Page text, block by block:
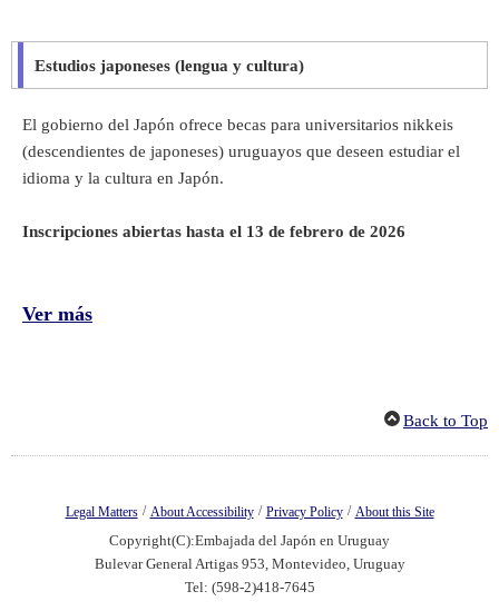
Estudios japoneses (lengua y cultura)
El gobierno del Japón ofrece becas para universitarios nikkeis
(descendientes de japoneses) uruguayos que deseen estudiar el
idioma y la cultura en Japón.
Inscripciones abiertas hasta el 13 de febrero de 2026
Ver más
Back to Top
Legal Matters / About Accessibility / Privacy Policy / About this Site
Copyright(C):Embajada del Japón en Uruguay
Bulevar General Artigas 953, Montevideo, Uruguay
Tel: (598-2)418-7645